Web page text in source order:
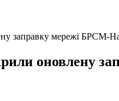
заправку мережі БРСМ-
оновлену